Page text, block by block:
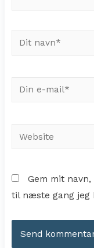
Dit
Din
Website
Gem mit
til næste gang jeg